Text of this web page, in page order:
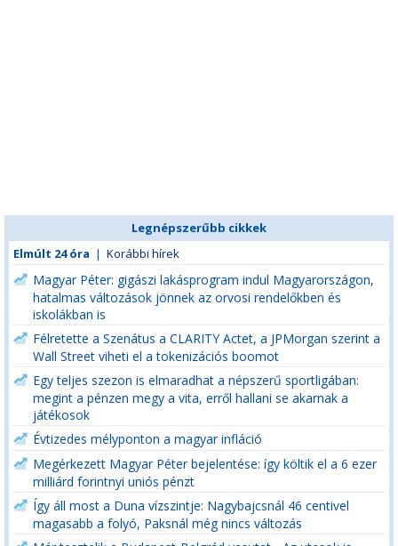
Legnépszerűbb cikkek
Elmúlt 24 óra | Korábbi hírek
Magyar Péter: gigászi lakásprogram indul Magyarországon,
hatalmas változások jönnek az orvosi rendelőkben és
iskolákban is
Félretette a Szenátus a CLARITY Actet, a JPMorgan szerint a
Wall Street viheti el a tokenizációs boomot
Egy teljes szezon is elmaradhat a népszerű sportligában:
megint a pénzen megy a vita, erről hallani se akarnak a
játékosok
Évtizedes mélyponton a magyar infláció
Megérkezett Magyar Péter bejelentése: így költik el a 6 ezer
milliárd forintnyi uniós pénzt
Így áll most a Duna vízszintje: Nagybajcsnál 46 centivel
magasabb a folyó, Paksnál még nincs változás